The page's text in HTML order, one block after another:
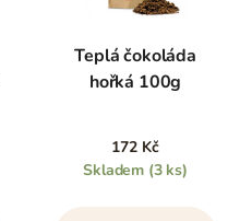
Teplá čokoláda
hořká 100g
172 Kč
Skladem (3 ks)